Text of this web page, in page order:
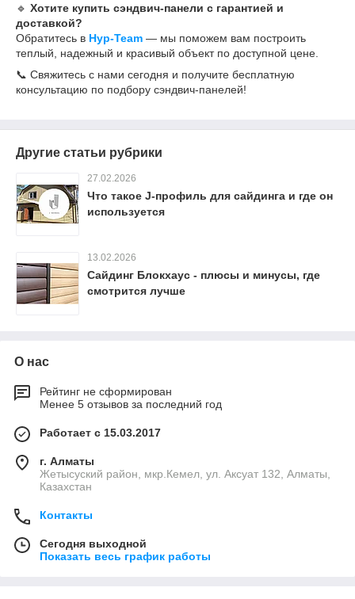
🔹 Хотите купить сэндвич-панели с гарантией и
доставкой?
Обратитесь в Нур-Team — мы поможем вам построить
теплый, надежный и красивый объект по доступной цене.
📞 Свяжитесь с нами сегодня и получите бесплатную
консультацию по подбору сэндвич-панелей!
Другие статьи рубрики
27.02.2026
Что такое J-профиль для сайдинга и где он
используется
13.02.2026
Сайдинг Блокхаус - плюсы и минусы, где
смотрится лучше
О нас
Рейтинг не сформирован
Менее 5 отзывов за последний год
Работает с 15.03.2017
г. Алматы
Жетысуский район, мкр.Кемел, ул. Аксуат 132, Алматы,
Казахстан
Контакты
Сегодня выходной
Показать весь график работы